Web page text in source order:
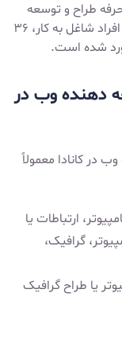
در حرفه طراح و توسعه
دهنده وب ۳۵،۷۰۰ شغل بود که متوسط سن افراد شاغل به کار، ۳۶
دهنده وب در
در کانادا معمولاً
ارتباطات یا
گرافیک،
یا طراح گرافیک